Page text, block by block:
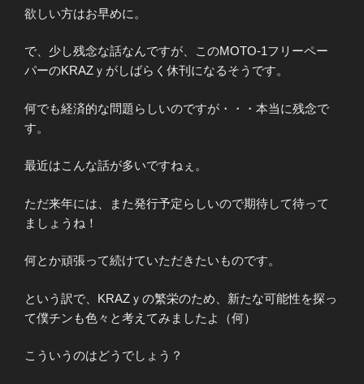
欲しい方はお早めに。
で、少し残念な話なんですが、このMOTO-1フリーペー
パーのKRAZｙがしばらく休刊になるそうです。
何でも経済的な問題らしいのですが・・・本当に残念で
す。
最近はこんな話が多いですねぇ。
ただ来年には、また発行予定らしいので期待して待って
ましょうね！
何とか頑張って続けていただきたいものです。
という訳で、KRAZｙの繁栄のため、新たな可能性を探っ
て僕チンも色々と考えてみましたよ（何）
こういうのはどうでしょう？